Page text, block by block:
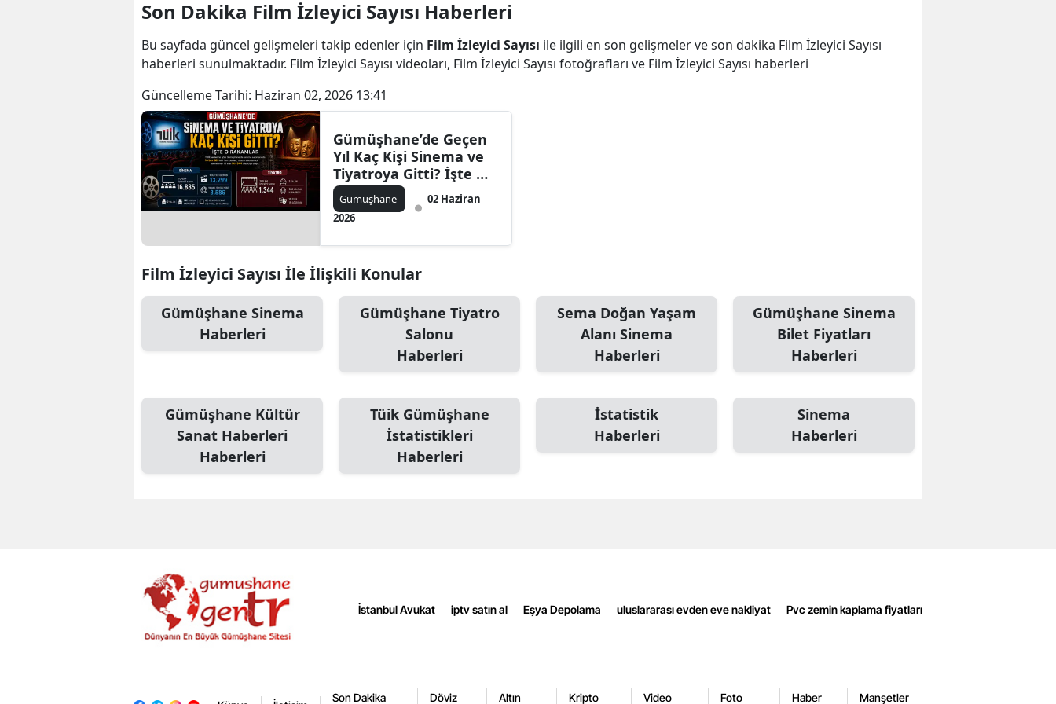
Bingöl
Denizli
Diyarbakır
Edirne
Erzincan
Isparta
Son Dakika Film İzleyici Sayısı Haberleri
Bu sayfada güncel gelişmeleri takip edenler için Film İzleyici Sayısı ile ilgili en son gelişmeler ve son dakika Film İzleyici Sayısı
haberleri sunulmaktadır. Film İzleyici Sayısı videoları, Film İzleyici Sayısı fotoğrafları ve Film İzleyici Sayısı haberleri
Güncelleme Tarihi: Haziran 02, 2026 13:41
Gümüşhane’de Geçen
Yıl Kaç Kişi Sinema ve
Tiyatroya Gitti? İşte O
Rakamlar
Gümüşhane
02 Haziran
2026
Film İzleyici Sayısı İle İlişkili Konular
Gümüşhane Sinema
Haberleri
Gümüşhane Tiyatro
Salonu
Haberleri
Sema Doğan Yaşam
Alanı Sinema
Haberleri
Gümüşhane Sinema
Bilet Fiyatları
Haberleri
Gümüşhane Kültür
Sanat Haberleri
Haberleri
Tüik Gümüşhane
İstatistikleri
Haberleri
İstatistik
Haberleri
Sinema
Haberleri
İstanbul Avukat iptv satın al Eşya Depolama uluslararası evden eve nakliyat Pvc zemin kaplama fiyatları
Son Dakika Döviz Altın Kripto Video Foto Haber Manşetler